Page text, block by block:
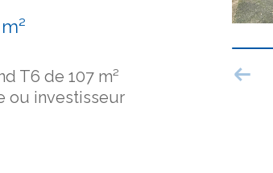
T6 de 107 m²
ou investisseur